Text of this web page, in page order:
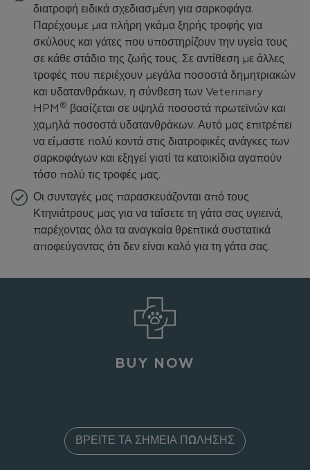
διατροφή ειδικά σχεδιασμένη για σαρκοφάγα.
Παρέχουμε μια πλήρη γκάμα ξηρής τροφής για
σκύλους και γάτες που υποστηρίζουν την υγεία τους
σε κάθε στάδιο της ζωής τους. Σε αντίθεση με άλλες
τροφές που περιέχουν μεγάλα ποσοστά δημητριακών
και υδατανθράκων, η σύνθεση των Veterinary
HPM ® βασίζεται σε υψηλά ποσοστά πρωτεϊνών και
χαμηλά ποσοστά υδατανθράκων. Αυτό μας επιτρέπει
να είμαστε πολύ κοντά στις διατροφικές ανάγκες των
σαρκοφάγων και εξηγεί γιατί τα κατοικίδια αγαπούν
τόσο πολύ τις τροφές μας.
Οι συνταγές μας παρασκευάζονται από τους
Κτηνιάτρους μας για να ταΐσετε τη γάτα σας υγιεινά,
παρέχοντας όλα τα αναγκαία θρεπτικά συστατικά
αποφεύγοντας ότι δεν είναι καλό για τη γάτα σας.
BUY NOW
ΒΡΕΊΤΕ ΤΑ ΣΗΜΕΊΑ ΠΏΛΗΣΗΣ